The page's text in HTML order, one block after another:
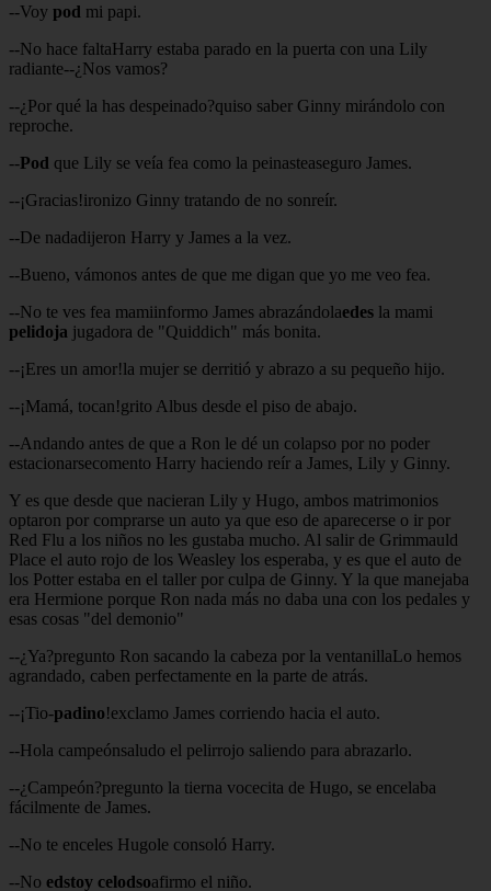
--Voy pod mi papi.
--No hace faltaHarry estaba parado en la puerta con una Lily
radiante--¿Nos vamos?
--¿Por qué la has despeinado?quiso saber Ginny mirándolo con
reproche.
--Pod que Lily se veía fea como la peinasteaseguro James.
--¡Gracias!ironizo Ginny tratando de no sonreír.
--De nadadijeron Harry y James a la vez.
--Bueno, vámonos antes de que me digan que yo me veo fea.
--No te ves fea mamiinformo James abrazándolaedes la mami
pelidoja jugadora de "Quiddich" más bonita.
--¡Eres un amor!la mujer se derritió y abrazo a su pequeño hijo.
--¡Mamá, tocan!grito Albus desde el piso de abajo.
--Andando antes de que a Ron le dé un colapso por no poder
estacionarsecomento Harry haciendo reír a James, Lily y Ginny.
Y es que desde que nacieran Lily y Hugo, ambos matrimonios
optaron por comprarse un auto ya que eso de aparecerse o ir por
Red Flu a los niños no les gustaba mucho. Al salir de Grimmauld
Place el auto rojo de los Weasley los esperaba, y es que el auto de
los Potter estaba en el taller por culpa de Ginny. Y la que manejaba
era Hermione porque Ron nada más no daba una con los pedales y
esas cosas "del demonio"
--¿Ya?pregunto Ron sacando la cabeza por la ventanillaLo hemos
agrandado, caben perfectamente en la parte de atrás.
--¡Tio-padino!exclamo James corriendo hacia el auto.
--Hola campeónsaludo el pelirrojo saliendo para abrazarlo.
--¿Campeón?pregunto la tierna vocecita de Hugo, se encelaba
fácilmente de James.
--No te enceles Hugole consoló Harry.
--No edstoy celodsoafirmo el niño.